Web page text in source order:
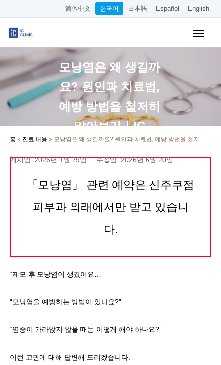
简体中文 한국어 日本語 Español English
모낭염은 왜 생길까
요? 원인과 치료법,
예방 방법을 철저히
알아보기｜IC
Clinic【공식】
홈 » 진료 내용 » 모낭염은 왜 생길까요? 원인과 치료법, 예방 방법을 철저히 알아보기｜IC Clinic【공식】
게시일: 2026년 1월 29일 수정일: 2026년 6월 20일
「모낭염」 관련 예약은 신주쿠점
피부과 외래에서만 받고 있습니
다.
“제모 후 모낭염이 생겼어요…”
“모낭염을 예방하는 방법이 있나요?”
“염증이 가라앉지 않을 때는 어떻게 해야 하나요?”
이런 고민에 대해 답변해 드리겠습니다.
미용 시술
요금 안내
오시는 길
온라인 예약
채용 정보
简体中文 한국어 日本語 Español English